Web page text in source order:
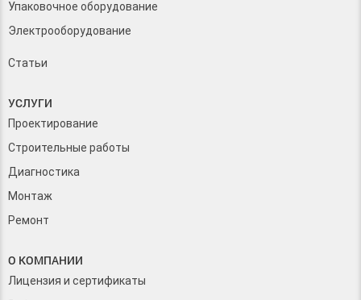
Упаковочное оборудование
Электрооборудование
Статьи
УСЛУГИ
Проектирование
Строительные работы
Диагностика
Монтаж
Ремонт
О КОМПАНИИ
Лицензия и сертификаты